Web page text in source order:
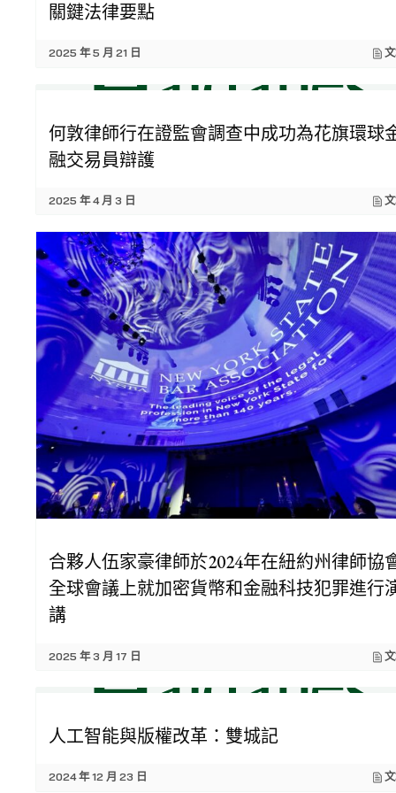
關鍵法律要點
2025 年 5 月 21 日
何敦律師行在證監會調查中成功為花旗環球
融交易員辯護
2025 年 4 月 3 日
合夥人伍家豪律師於2024年在紐約州律師協
全球會議上就加密貨幣和金融科技犯罪進行
講
2025 年 3 月 17 日
人工智能與版權改革：雙城記
2024 年 12 月 23 日